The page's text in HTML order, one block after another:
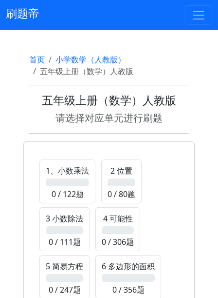
刷题帝
首页
小学数学（人教版）
五年级上册（数学）人教版
五年级上册（数学）人教版
请选择对应单元进行刷题
1、小数乘法
0 / 122题
2 位置
0 / 80题
3 小数除法
0 / 111题
4 可能性
0 / 306题
5 简易方程
0 / 247题
6 多边形的面积
0 / 356题